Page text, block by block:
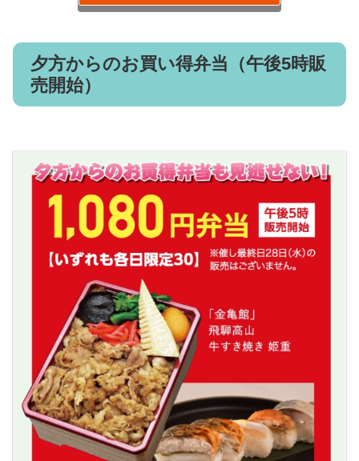
夕方からのお買い得弁当（午後5時販
売開始）